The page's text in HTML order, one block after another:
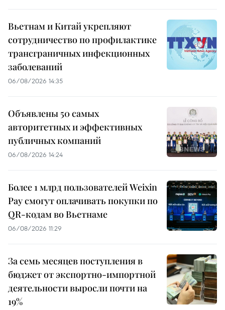
Вьетнам и Китай укрепляют
сотрудничество по профилактике
трансграничных инфекционных
заболеваний
06/08/2026 14:35
Объявлены 50 самых
авторитетных и эффективных
публичных компаний
06/08/2026 14:24
Более 1 млрд пользователей Weixin
Pay смогут оплачивать покупки по
QR-кодам во Вьетнаме
06/08/2026 11:29
За семь месяцев поступления в
бюджет от экспортно-импортной
деятельности выросли почти на
19%